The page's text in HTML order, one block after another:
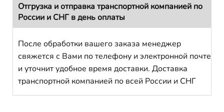
Отгрузка и отправка транспортной компанией по
России и СНГ в день оплаты
После обработки вашего заказа менеджер
свяжется с Вами по телефону и электронной почте
и уточнит удобное время доставки. Доставка
транспортной компанией по всей России и СНГ